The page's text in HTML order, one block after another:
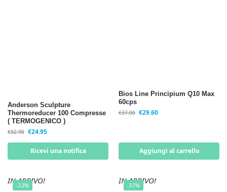
Anderson Sculpture
Thermoreducer 100 Compresse
( TERMOGENICO )
€32.90 €24.95
Ricevi una notifica
Bios Line Principium Q10 Max
60cps
€37.00 €29.60
Aggiungi al carrello
-22%
IN ARRIVO! -37%
IN ARRIVO!